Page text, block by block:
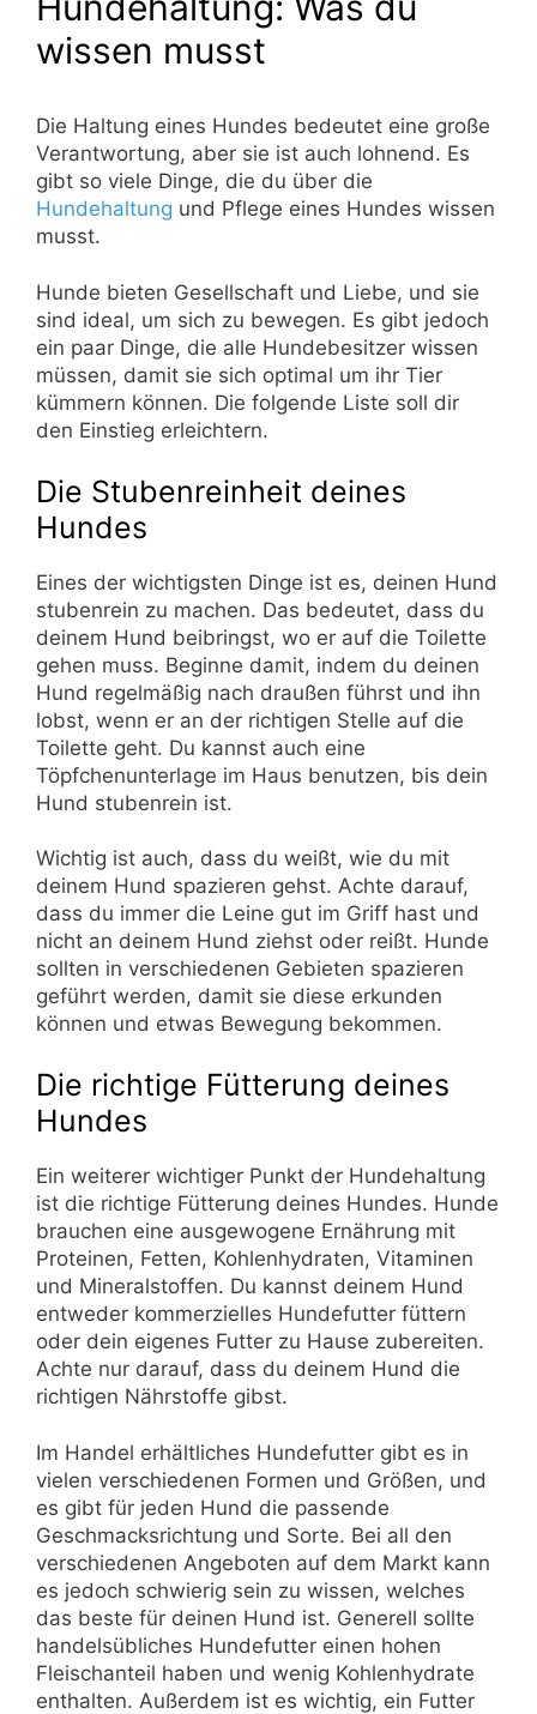
wissen musst
Die Haltung eines Hundes bedeutet eine große
Verantwortung, aber sie ist auch lohnend. Es
gibt so viele Dinge, die du über die
Hundehaltung und Pflege eines Hundes wissen
musst.
Hunde bieten Gesellschaft und Liebe, und sie
sind ideal, um sich zu bewegen. Es gibt jedoch
ein paar Dinge, die alle Hundebesitzer wissen
müssen, damit sie sich optimal um ihr Tier
kümmern können. Die folgende Liste soll dir
den Einstieg erleichtern.
Die Stubenreinheit deines
Hundes
Eines der wichtigsten Dinge ist es, deinen Hund
stubenrein zu machen. Das bedeutet, dass du
deinem Hund beibringst, wo er auf die Toilette
gehen muss. Beginne damit, indem du deinen
Hund regelmäßig nach draußen führst und ihn
lobst, wenn er an der richtigen Stelle auf die
Toilette geht. Du kannst auch eine
Töpfchenunterlage im Haus benutzen, bis dein
Hund stubenrein ist.
Wichtig ist auch, dass du weißt, wie du mit
deinem Hund spazieren gehst. Achte darauf,
dass du immer die Leine gut im Griff hast und
nicht an deinem Hund ziehst oder reißt. Hunde
sollten in verschiedenen Gebieten spazieren
geführt werden, damit sie diese erkunden
können und etwas Bewegung bekommen.
Die richtige Fütterung deines
Hundes
Ein weiterer wichtiger Punkt der Hundehaltung
ist die richtige Fütterung deines Hundes. Hunde
brauchen eine ausgewogene Ernährung mit
Proteinen, Fetten, Kohlenhydraten, Vitaminen
und Mineralstoffen. Du kannst deinem Hund
entweder kommerzielles Hundefutter füttern
oder dein eigenes Futter zu Hause zubereiten.
Achte nur darauf, dass du deinem Hund die
richtigen Nährstoffe gibst.
Im Handel erhältliches Hundefutter gibt es in
vielen verschiedenen Formen und Größen, und
es gibt für jeden Hund die passende
Geschmacksrichtung und Sorte. Bei all den
verschiedenen Angeboten auf dem Markt kann
es jedoch schwierig sein zu wissen, welches
das beste für deinen Hund ist. Generell sollte
handelsübliches Hundefutter einen hohen
Fleischanteil haben und wenig Kohlenhydrate
enthalten. Außerdem ist es wichtig, ein Futter